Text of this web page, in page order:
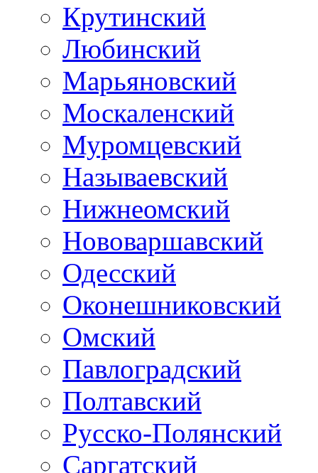
Крутинский
Любинский
Марьяновский
Москаленский
Муромцевский
Называевский
Нижнеомский
Нововаршавский
Одесский
Оконешниковский
Омский
Павлоградский
Полтавский
Русско-Полянский
Саргатский